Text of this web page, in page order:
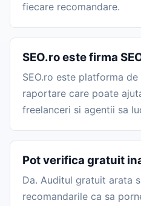
fiecare recomandare.
SEO.ro este firma
SEO.ro este platforma
raportare care poate
freelanceri si agentii sa
Pot verifica gratuit
Da. Auditul gratuit arata
recomandarile ca sa